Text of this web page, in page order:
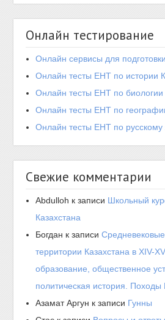
Онлайн тестирование
Онлайн сервисы для
Онлайн тесты ЕНТ по истории
Онлайн тесты ЕНТ по биологии
Онлайн тесты ЕНТ по
Онлайн тесты ЕНТ по русскому
Свежие комментарии
Abdulloh к записи Школьный
Казахстана
Богдан к записи
территории Казахстана в XIV-
образование, общественное
политическая история.
Азамат Аргун к записи Гунны